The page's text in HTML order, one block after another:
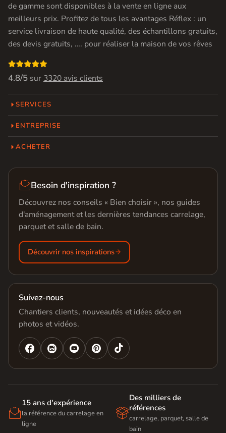
de gamme sont disponibles à la vente en ligne aux
meilleurs prix. Profitez de tous les avantages Réflex : un
service livraison de haute qualité, des échantillons gratuits,
des devis gratuits, …. pour réaliser la maison de vos rêves

4.8/5 sur 3320 avis clients
SERVICES
ENTREPRISE
ACHETER
Besoin d'inspiration ?
Découvrez nos conseils « Bien choisir », nos guides
d'aménagement et les dernières tendances carrelage,
parquet et salle de bain.
Découvrir nos inspirations
Suivez-nous
Chantiers clients, nouveautés et idées déco en
photos et vidéos.
   

15 ans d'expérience
la référence du carrelage en
ligne

Des milliers de
références
carrelage, parquet, salle de
bain